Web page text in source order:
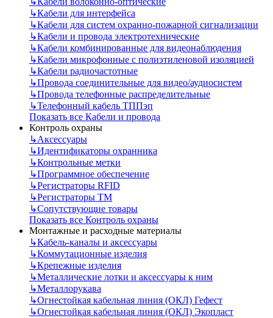
↳Кабели для интерфейса
↳Кабели для систем охранно-пожарной сигнализации
↳Кабели и провода электротехнические
↳Кабели комбинированные для видеонаблюдения
↳Кабели микрофонные с полиэтиленовой изоляцией
↳Кабели радиочастотные
↳Провода соединительные для видео/аудиосистем
↳Провода телефонные распределительные
↳Телефонный кабель ТППэп
Показать все Кабели и провода
Контроль охраны
↳Аксессуары
↳Идентификаторы охранника
↳Контрольные метки
↳Программное обеспечение
↳Регистраторы RFID
↳Регистраторы ТМ
↳Сопутствующие товары
Показать все Контроль охраны
Монтажные и расходные материалы
↳Кабель-каналы и аксессуары
↳Коммутационные изделия
↳Крепежные изделия
↳Металлические лотки и аксессуары к ним
↳Металлорукава
↳Огнестойкая кабельная линия (ОКЛ) Гефест
↳Огнестойкая кабельная линия (ОКЛ) Экопласт